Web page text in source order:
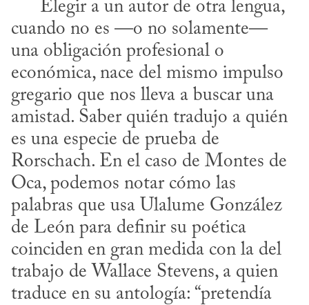
cuando no es —o no solamente—
una obligación profesional o
económica, nace del mismo impulso
gregario que nos lleva a buscar una
amistad. Saber quién tradujo a quién
es una especie de prueba de
Rorschach. En el caso de Montes de
Oca, podemos notar cómo las
palabras que usa Ulalume González
de León para definir su poética
coinciden en gran medida con la del
trabajo de Wallace Stevens, a quien
traduce en su antología: “pretendía